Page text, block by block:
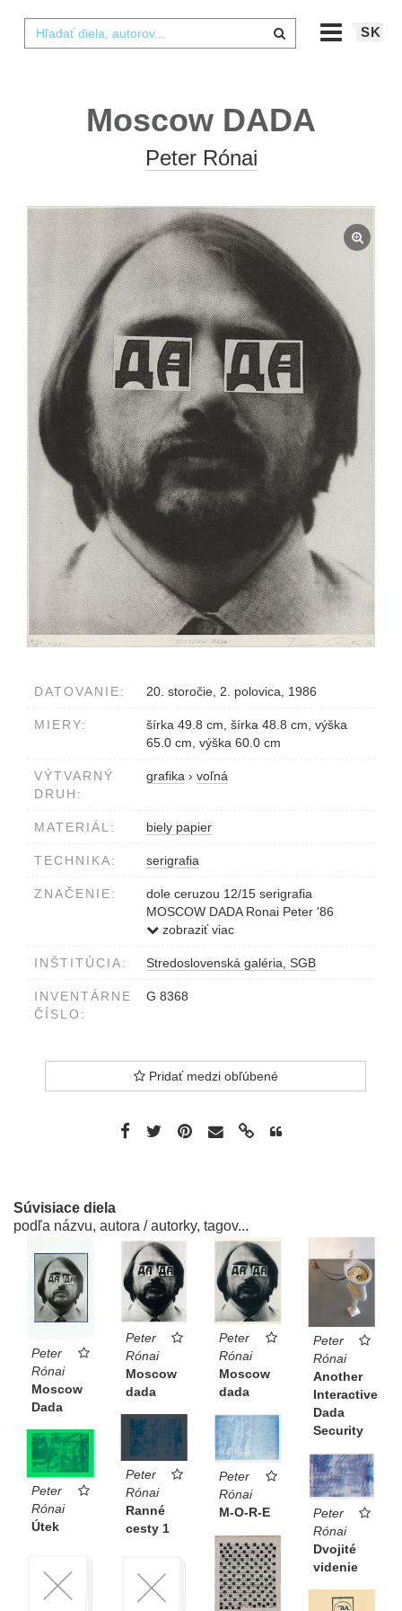
SK
Moscow DADA
Peter Rónai
DATOVANIE: 20. storočie, 2. polovica, 1986
MIERY:
šírka 49.8 cm, šírka 48.8 cm, výška
65.0 cm, výška 60.0 cm
VÝTVARNÝ
DRUH:
grafika › voľná
MATERIÁL: biely papier
TECHNIKA: serigrafia
ZNAČENIE:
dole ceruzou 12/15 serigrafia
MOSCOW DADA Ronai Peter '86
v grafike azbukou DA DA
zobraziť viac
INŠTITÚCIA: Stredoslovenská galéria, SGB
INVENTÁRNE
ČÍSLO:
G 8368
Pridať medzi obľúbené
Súvisiace diela
podľa názvu, autora / autorky, tagov...
Peter
Rónai
Moscow
Dada
Peter
Rónai
Moscow
dada
Peter
Rónai
Moscow
dada
Peter
Rónai
Another
Interactive
Dada
Security
Peter
Rónai
M-O-R-E
Peter
Rónai
Ranné
cesty 1
Peter
Rónai
Útek
Peter
Rónai
Dvojité
videnie